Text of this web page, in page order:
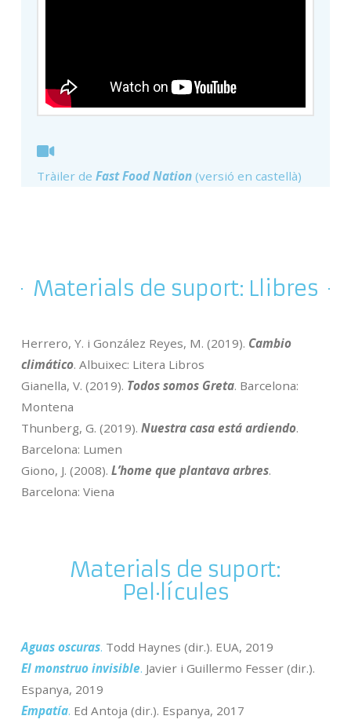
Tràiler de Fast Food Nation (versió en castellà)
Materials de suport: Llibres
Herrero, Y. i González Reyes, M. (2019). Cambio
climático. Albuixec: Litera Libros
Gianella, V. (2019). Todos somos Greta. Barcelona:
Montena
Thunberg, G. (2019). Nuestra casa está ardiendo.
Barcelona: Lumen
Giono, J. (2008). L’home que plantava arbres.
Barcelona: Viena
Materials de suport:
Pel·lícules
Aguas oscuras. Todd Haynes (dir.). EUA, 2019
El monstruo invisible. Javier i Guillermo Fesser (dir.).
Espanya, 2019
Empatía. Ed Antoja (dir.). Espanya, 2017